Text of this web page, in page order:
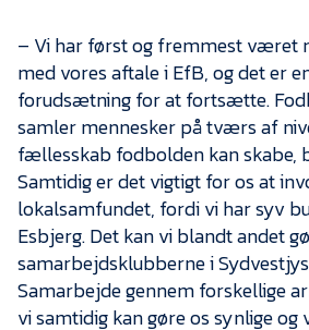
– Vi har først og fremmest været
med vores aftale i EfB, og det er
forudsætning for at fortsætte.
samler mennesker på tværs af
fællesskab fodbolden kan skabe,
Samtidig er det vigtigt for os at
lokalsamfundet, fordi vi har syv
Esbjerg. Det kan vi blandt andet
samarbejdsklubberne i
Samarbejde gennem forskellige
vi samtidig kan gøre os synlige og